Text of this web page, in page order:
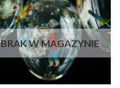
BRAK W MAGAZYNIE